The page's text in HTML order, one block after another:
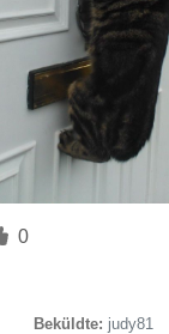
0
Beküldte: judy81